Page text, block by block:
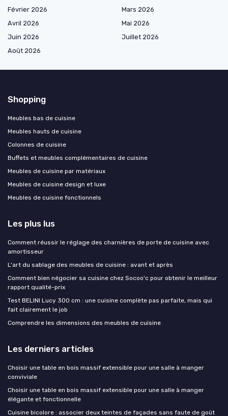
Février 2026
Mars 2026
Avril 2026
Mai 2026
Juin 2026
Juillet 2026
Août 2026
Shopping
Meubles bas de cuisine
Meubles hauts de cuisine
Colonnes de cuisine
Buffets et meubles complémentaires de cuisine
Meubles de cuisine par matériaux
Meubles de cuisine design et luxe
Meubles de cuisine fonctionnels
Les plus lus
Comment réussir le réglage des charnières de porte de cuisine avec
amortisseur
L'art du sablage des meubles de cuisine : avant et après
Comment bien négocier sa cuisine chez Socoo'c pour obtenir le meilleur
rapport qualité-prix
Test BELINI Lucy 300 cm : une cuisine complète pas parfaite, mais qui
fait clairement le job
Comprendre les dimensions des meubles de cuisine
Les derniers articles
Choisir une table en bois massif extensible pour une salle à manger
conviviale
Choisir une table en bois massif extensible pour une salle à manger
élégante et fonctionnelle
Cuisine bicolore : associer deux teintes de façades sans faute de goût